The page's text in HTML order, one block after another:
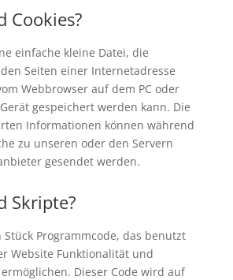
Cookies?
einfache kleine Datei, die
Seiten einer Internetadresse
Webbrowser auf dem PC oder
gespeichert werden kann. Die
Informationen können während
zu unseren oder den Servern
gesendet werden.
Skripte?
Stück Programmcode, das benutzt
Website Funktionalität und
Dieser Code wird auf